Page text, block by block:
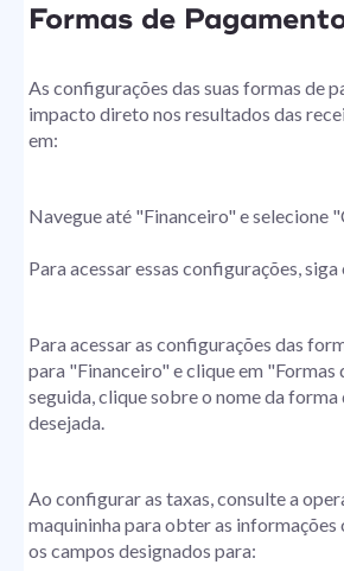
Formas de
As configurações das suas formas de
impacto direto nos resultados das
em:
Navegue até "Financeiro" e selecione
Para acessar essas configurações,
Para acessar as configurações das
para "Financeiro" e clique em "Formas
seguida, clique sobre o nome da forma
desejada.
Ao configurar as taxas, consulte a
maquininha para obter as informações
os campos designados para: